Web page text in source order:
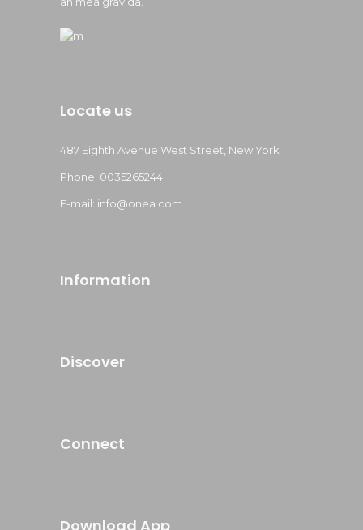
Locate us
487 Eighth Avenue West Street, New York
Phone: 0035265244
E-mail: info@onea.com
Information
Discover
Connect
Download App